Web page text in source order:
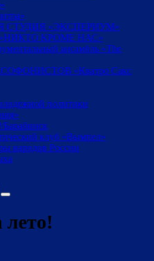
СТУДИЯ «ЭКСПЕРИУМ»
КРОМЕ НАС»
ансамбль «The
«Кватро Сакс
политики
клуб «Вымпел»
народов России
лето!